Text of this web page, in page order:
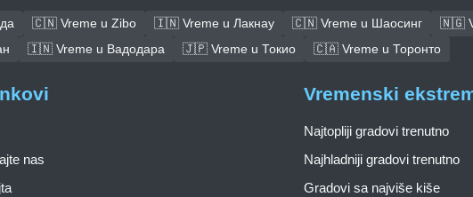
🇨🇳 Vreme u Zibo 🇮🇳 Vreme u Лакнау 🇨🇳 Vreme u Шаосинг
🇳🇬
🇮🇳 Vreme u Вадодара 🇯🇵 Vreme u Токио 🇨🇦 Vreme u Торонто
nas
Vremenski
Najtopliji gradovi trenutno
Najhladniji gradovi trenutno
Gradovi sa najviše kiše